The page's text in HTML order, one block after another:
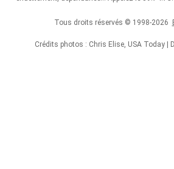
Tous droits réservés © 1998-2026
Crédits photos : Chris Elise, USA Today |